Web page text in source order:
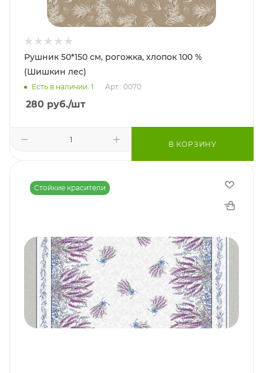
Рушник 50*150 см, рогожка, хлопок 100 %
(Шишкин лес)
Есть в наличии: 1 Арт.: 0070
280 руб./шт
В КОРЗИНУ
Стойкие красители